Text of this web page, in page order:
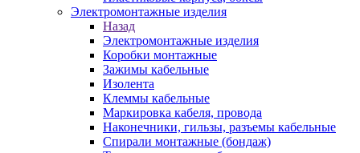
Электромонтажные изделия
Назад
Электромонтажные изделия
Коробки монтажные
Зажимы кабельные
Изолента
Клеммы кабельные
Маркировка кабеля, провода
Наконечники, гильзы, разъемы кабельные
Спирали монтажные (бондаж)